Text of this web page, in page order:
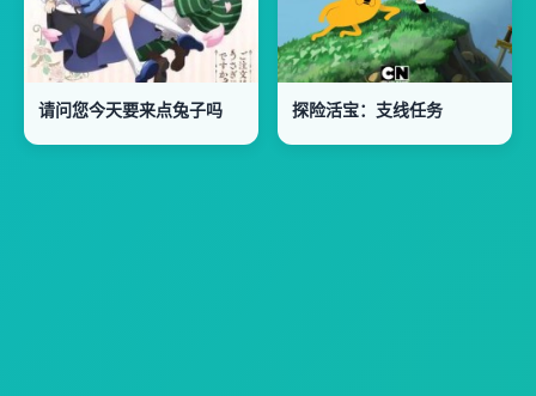
请问您今天要来点兔子吗 探险活宝：支线任务